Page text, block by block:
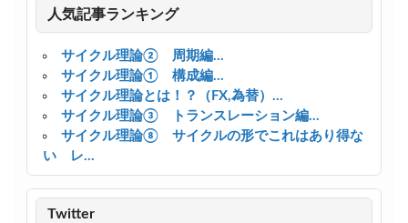
人気記事ランキング
サイクル理論② 周期編...
サイクル理論① 構成編...
サイクル理論とは！？（FX,為替）...
サイクル理論③ トランスレーション編...
サイクル理論⑧ サイクルの形でこれはあり得な
い レ...
Twitter